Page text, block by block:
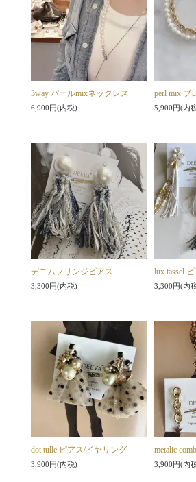
3way パールmixネックレス
6,900円(内税)
perl mix ブ
5,900円(内
デニムフリンジピアス
3,300円(内税)
lux tassel
3,300円(内
dot tulle ピアス/イヤリング
3,900円(内税)
metalic
3,900円(内